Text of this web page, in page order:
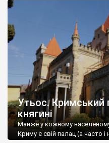
Утьос. Кримський
княгині
Майже у кожному
Криму є свій палац (а часто і